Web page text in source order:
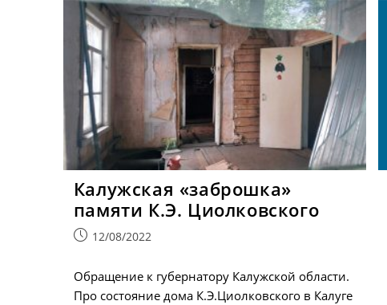
Калужская «заброшка»
памяти К.Э. Циолковского
Запись12/08/2022
Обращение к губернатору Калужской области.
Про состояние дома К.Э.Циолковского в Калуге